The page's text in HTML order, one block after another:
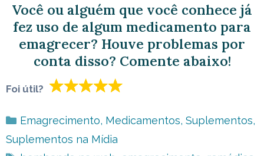
Você ou alguém que você conhece já
fez uso de algum medicamento para
emagrecer? Houve problemas por
conta disso? Comente abaixo!
Foi útil?
Categorias
Emagrecimento, Medicamentos, Suplementos,
Suplementos na Mídia